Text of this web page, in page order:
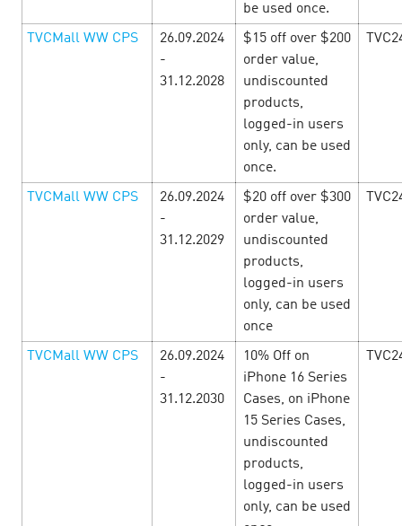
LEARN MORE
Снова в школу! — Пора собирать
рюкзак с e-commerce офферами!
Настало время подумать об учёбе и заработать! С 12
августа до 8 сентября в CityAds — масштабная
подготовка к школе, а значит уникальный шанс собрать
самые прибыльные условия. Повышенные…
be used once.
TVCMall WW CPS
26.09.2024
-
31.12.2028
$15 off over $200
order value,
undiscounted
products,
logged-in users
only, can be used
once.
TVCMall WW CPS
26.09.2024
-
31.12.2029
$20 off over $300
order value,
undiscounted
products,
logged-in users
only, can be used
once
TVCMall WW CPS
26.09.2024
-
31.12.2030
10% Off on
iPhone 16 Series
Cases, on iPhone
15 Series Cases,
undiscounted
products,
logged-in users
only, can be used